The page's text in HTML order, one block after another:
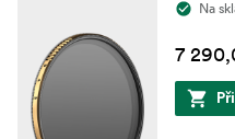
Na
7